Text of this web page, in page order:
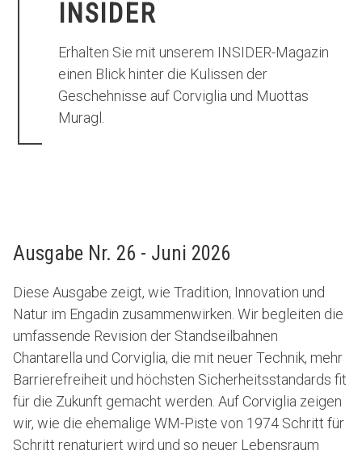
INSIDER
Erhalten Sie mit unserem INSIDER-Magazin
einen Blick hinter die Kulissen der
Geschehnisse auf Corviglia und Muottas
Muragl.
Ausgabe Nr. 26 - Juni 2026
Diese Ausgabe zeigt, wie Tradition, Innovation und
Natur im Engadin zusammenwirken. Wir begleiten die
umfassende Revision der Standseilbahnen
Chantarella und Corviglia, die mit neuer Technik, mehr
Barrierefreiheit und höchsten Sicherheitsstandards fit
für die Zukunft gemacht werden. Auf Corviglia zeigen
wir, wie die ehemalige WM-Piste von 1974 Schritt für
Schritt renaturiert wird und so neuer Lebensraum